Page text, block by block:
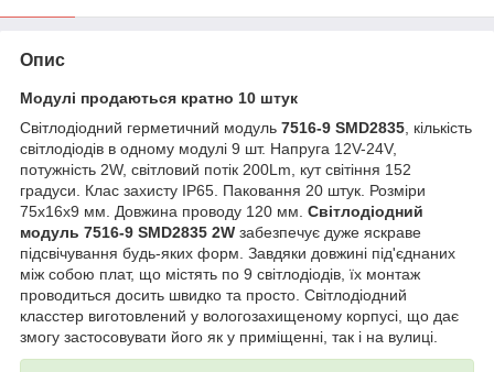
Опис
Модулі продаються кратно 10 штук
Світлодіодний герметичний модуль 7516-9 SMD2835 , кількість
світлодіодів в одному модулі 9 шт. Напруга 12V-24V,
потужність 2W, світловий потік 200Lm, кут світіння 152
градуси. Клас захисту IP65. Паковання 20 штук. Розміри
75x16x9 мм. Довжина проводу 120 мм. Світлодіодний
модуль 7516-9 SMD2835 2W забезпечує дуже яскраве
підсвічування будь-яких форм. Завдяки довжині під'єднаних
між собою плат, що містять по 9 світлодіодів, їх монтаж
проводиться досить швидко та просто. Світлодіодний
класстер виготовлений у вологозахищеному корпусі, що дає
змогу застосовувати його як у приміщенні, так і на вулиці.